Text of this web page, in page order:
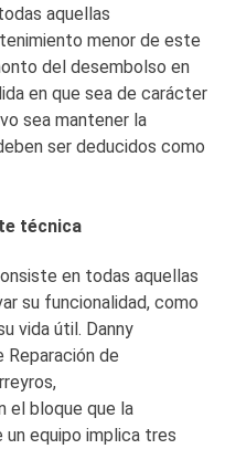
aquellas
menor de este
del desembolso en
en que sea de carácter
sea mantener la
ser deducidos como
técnica
en todas aquellas
su funcionalidad, como
vida útil. Danny
de
el bloque que la
equipo implica tres